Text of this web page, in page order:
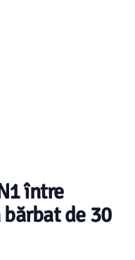
între
bărbat de 30